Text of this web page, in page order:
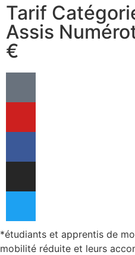
Tarif
Assis
€
*étudiants et apprentis de
mobilité réduite et leurs